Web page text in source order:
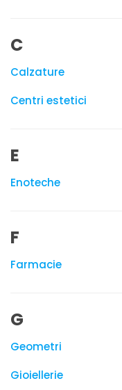
C
Calzature
Centri estetici
E
Enoteche
F
Farmacie
G
Geometri
Gioiellerie